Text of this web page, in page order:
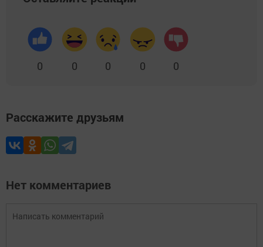
0 0 0 0 0
Расскажите друзьям
Нет комментариев